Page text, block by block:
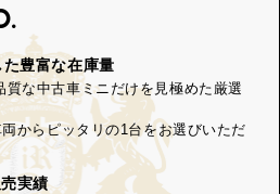
豊富な在庫量
質な中古車ミニだけを見極めた厳選
からピッタリの1台をお選びいただ
実績